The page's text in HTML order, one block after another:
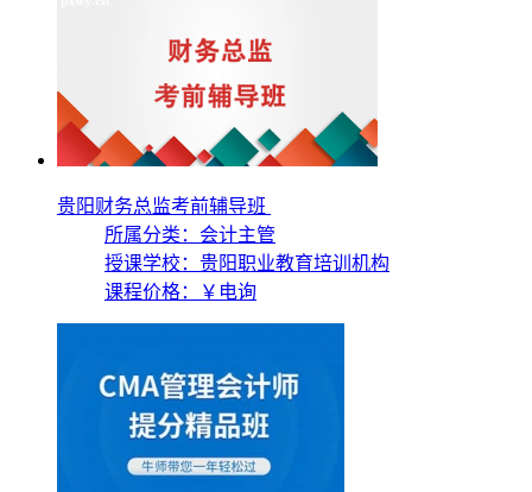
贵阳财务总监考前辅导班
所属分类：会计主管
授课学校： 贵阳职业教育培训机构
课程价格：
￥电询